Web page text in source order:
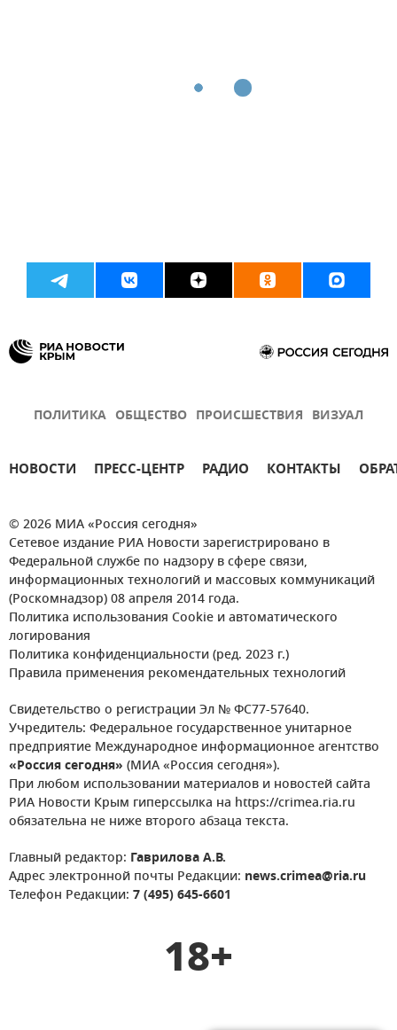
ПОЛИТИКА ОБЩЕСТВО ПРОИСШЕСТВИЯ ВИЗУАЛ
НОВОСТИ ПРЕСС-ЦЕНТР РАДИО КОНТАКТЫ
© 2026 МИА «Россия сегодня»
Сетевое издание РИА Новости зарегистрировано в
Федеральной службе по надзору в сфере связи,
информационных технологий и массовых коммуникаций
(Роскомнадзор) 08 апреля 2014 года.
Политика использования Cookie и автоматического
логирования
Политика конфиденциальности (ред. 2023 г.)
Правила применения рекомендательных технологий
Свидетельство о регистрации Эл № ФС77-57640.
Учредитель: Федеральное государственное унитарное
предприятие Международное информационное агентство
«Россия сегодня» (МИА «Россия сегодня»).
При любом использовании материалов и новостей сайта
РИА Новости Крым гиперссылка на https://crimea.ria.ru
обязательна не ниже второго абзаца текста.
Главный редактор: Гаврилова А.В.
Адрес электронной почты Редакции: news.crimea@ria.ru
Телефон Редакции: 7 (495) 645-6601
18+